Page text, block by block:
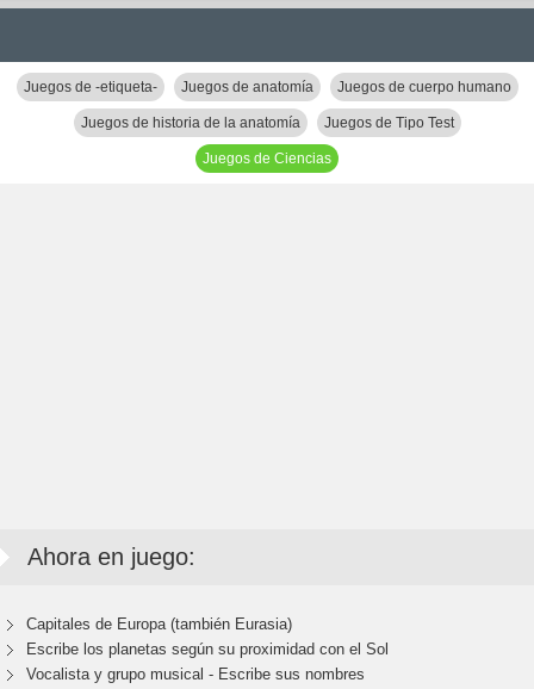
Juegos de -etiqueta- Juegos de anatomía Juegos de cuerpo humano
Juegos de historia de la anatomía Juegos de Tipo Test
Juegos de Ciencias
Ahora en juego:
Capitales de Europa (también Eurasia)
Escribe los planetas según su proximidad con el Sol
Vocalista y grupo musical - Escribe sus nombres